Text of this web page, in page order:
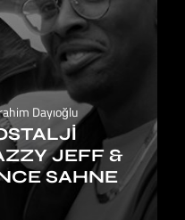
Dayıoğlu
JEFF &
SAHNE